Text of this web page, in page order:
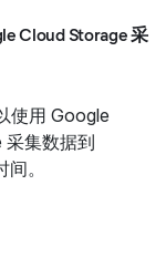
Cloud Storage 采
使用 Google
集数据到
。